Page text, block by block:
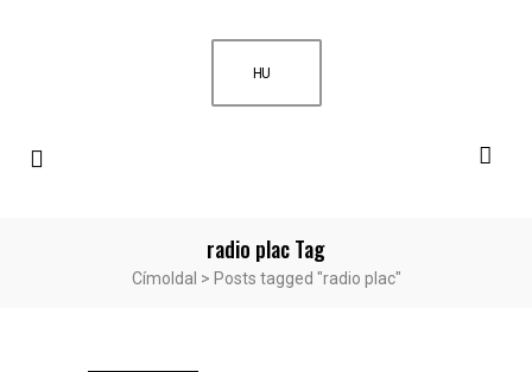
HU
radio plac Tag
Címoldal > Posts tagged "radio plac"